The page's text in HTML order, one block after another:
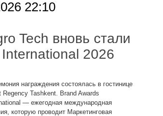
22:10
Tech вновь стали
2026
награждения состоялась в гостинице
Regency Tashkent. Brand Awards
— ежегодная международная
которую проводит Маркетинговая